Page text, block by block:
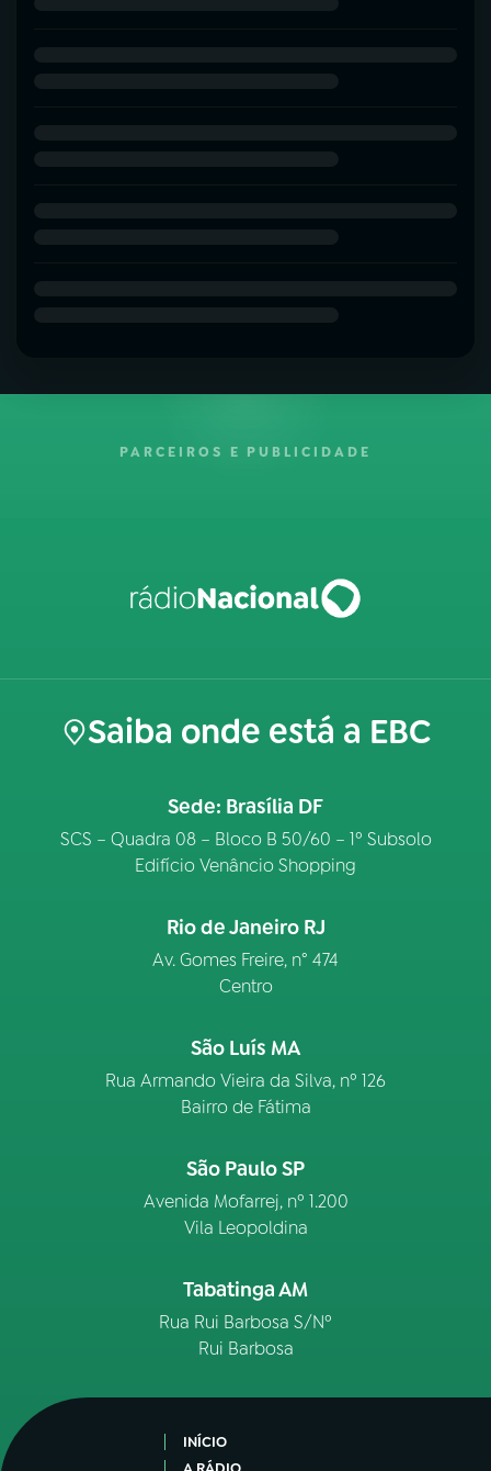
PARCEIROS E PUBLICIDADE
Saiba onde está a EBC
Sede: Brasília DF
SCS – Quadra 08 – Bloco B 50/60 – 1º Subsolo
Edifício Venâncio Shopping
Rio de Janeiro RJ
Av. Gomes Freire, n° 474
Centro
São Luís MA
Rua Armando Vieira da Silva, nº 126
Bairro de Fátima
São Paulo SP
Avenida Mofarrej, nº 1.200
Vila Leopoldina
Tabatinga AM
Rua Rui Barbosa S/Nº
Rui Barbosa
INÍCIO